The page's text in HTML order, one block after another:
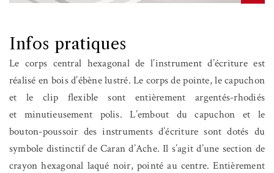
Infos pratiques
Le corps central hexagonal de l’instrument d’écriture est
réalisé en bois d’ébène lustré. Le corps de pointe, le capuchon
et le clip flexible sont entièrement argentés-rhodiés
et minutieusement polis. L’embout du capuchon et le
bouton-poussoir des instruments d’écriture sont dotés du
symbole distinctif de Caran d’Ache. Il s’agit d’une section de
crayon hexagonal laqué noir, pointé au centre. Entièrement